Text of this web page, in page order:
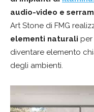
audio-video e
Art Stone di FMG
elementi naturali per
diventare elemento
degli ambienti.